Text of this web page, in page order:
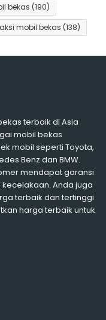
bekas (190)
mobil bekas (138)
terbaik di Asia
mobil bekas
mobil seperti Toyota,
Benz dan BMW.
mendapat garansi
Anda juga
terbaik dan tertinggi
harga terbaik untuk